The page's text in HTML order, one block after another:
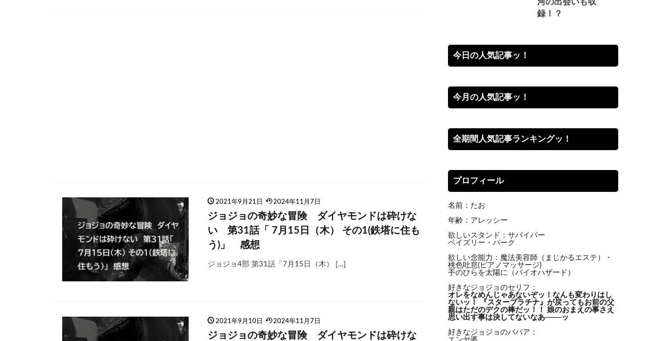
2021年9月21日 2024年11月7日
ジョジョの奇妙な冒険 ダイヤモンドは砕けな
い 第31話「 7月15日（木） その1(鉄塔に住も
う)」 感想
ジョジョ4部 第31話「7月15日（木） […]
2021年9月10日 2024年11月7日
ジョジョの奇妙な冒険 ダイヤモンドは砕けな
河の出会いも収
録！？
今日の人気記事ッ！
今月の人気記事ッ！
全期間人気記事ランキングッ！
プロフィール
名前：たお
年齢：アレッシー
欲しいスタンド：サバイバー
ペイズリー・パーク
欲しい念能力：魔法美容師（まじかるエステ）・
桃色吐息(ピアノマッサージ)
手のひらを太陽に（バイオハザード）
好きなジョジョのセリフ：
オレをなめんじゃあないぞッ！ なんも変わりはし
ないッ！ 『スタープラチナ』が戻ってもお前の父
親はただのデクの棒だッ！！ 娘のおまえの事さえ
思い出す事は決してないなあ───ッ
好きなジョジョのババア：